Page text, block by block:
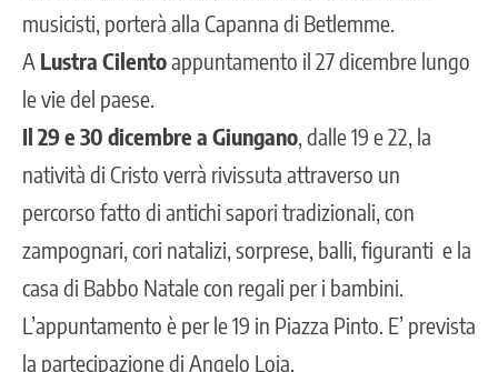
musicisti, porterà alla Capanna di Betlemme.
A Lustra Cilentoappuntamento il 27 dicembre lungo
le vie del paese.
Il 29 e 30 dicembre a Giungano , dalle 19 e 22, la
natività di Cristo verrà rivissuta attraverso un
percorso fatto di antichi sapori tradizionali, con
zampognari, cori natalizi, sorprese, balli, figuranti e la
casa di Babbo Natale con regali per i bambini.
L’appuntamento è per le 19 in Piazza Pinto. E’ prevista
la partecipazione di Angelo Loia.